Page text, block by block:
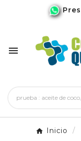

Inicio